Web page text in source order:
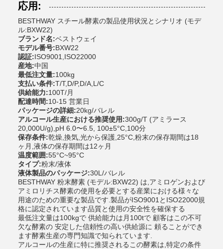
応用:
BESTHWAY スチール酵素の製品使用状況とシナリオ (モデ
ル:BXW22)
ブランド名:ベストウェイ
モデル番号:BXW22
認証:ISO9001,ISO22000
産地:中国
最低注文量:100kg
支払い条件:T/T,D/P,D/A,L/C
供給能力:100T/月
配達時間:10-15 営業日
パッケージの詳細:20kg/バレル
アルコール生産における推奨使用:300g/T (アミラース
20,000U/g),pH 6.0〜6.5, 100±5°C,100分
保存条件:乾燥,換気,光から保護,25°C,粉末の保存期間は18
ヶ月,液体の保存期間は12ヶ月
温度範囲:55°C~95°C
タイプ:粉末/液体
液体製品のパッケージ:30L/バレル
BESTHWAY 粉末酵素 (モデル:BXW22) は,アミロゲンおよび
アミロリチス酵素の使用を必要とする産業における様々な
用途のための重要な製品です.製品がISO9001とISO22000規
格に認定されています品質と使用の安全性を確保する
最低注文量は100kgで 供給能力は月100tで 顧客はこの不可
欠な酵素の 安定した信頼性の高い供給源に 頼ることができ
ます酵素生産の専門知識で知られています.
アルコールの生産に特に推奨されるこの酵素は,特定の条件